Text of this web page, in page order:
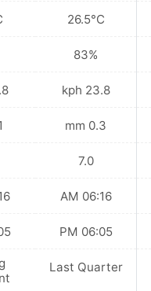
26.5°C
83%
23.8 kph
0.3 mm
7.0
06:16 AM
06:05 PM
Last Quarter